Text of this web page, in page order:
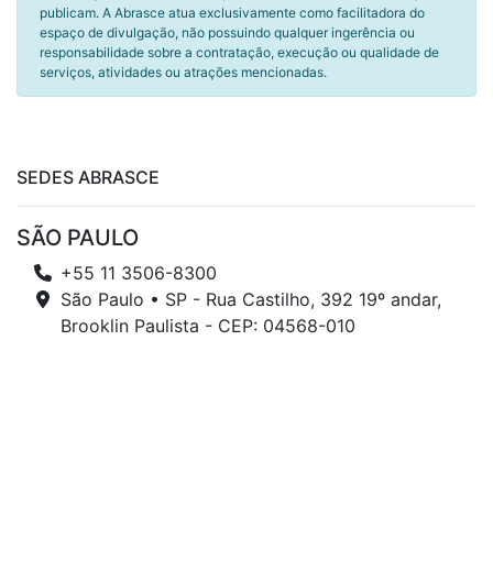
publicam. A Abrasce atua exclusivamente como facilitadora do
espaço de divulgação, não possuindo qualquer ingerência ou
responsabilidade sobre a contratação, execução ou qualidade de
serviços, atividades ou atrações mencionadas.
SEDES ABRASCE
SÃO PAULO
+55 11 3506-8300
São Paulo • SP - Rua Castilho, 392 19º andar,
Brooklin Paulista - CEP: 04568-010